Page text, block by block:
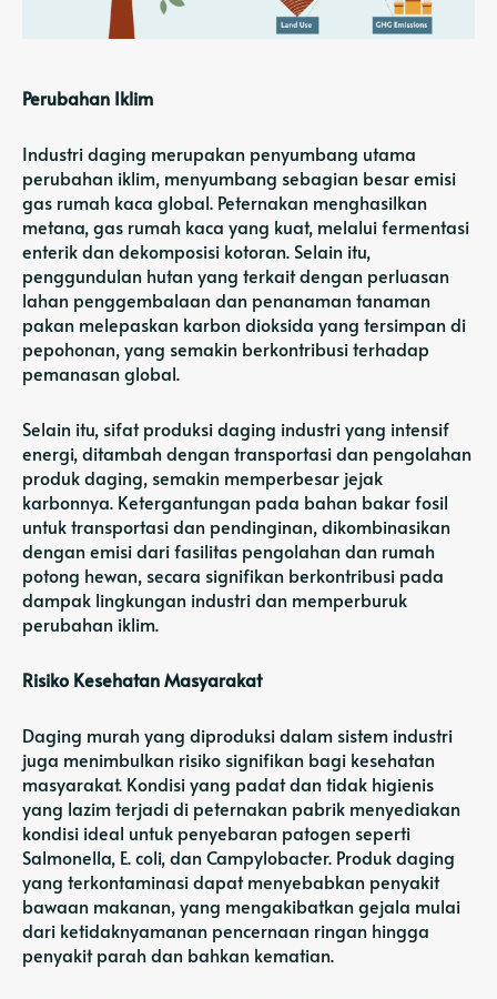
Perubahan Iklim
Industri daging merupakan penyumbang utama
perubahan iklim, menyumbang sebagian besaremisi
gas rumah kaca global. Peternakan menghasilkan
metana, gas rumah kaca yang kuat, melalui fermentasi
enterik dan dekomposisi kotoran. Selain itu,
penggundulan hutan yang terkait dengan perluasan
lahan penggembalaan dan penanaman tanaman
pakan melepaskan karbon dioksida yang tersimpan di
pepohonan, yang semakin berkontribusi terhadap
pemanasan global.
Selain itu, sifat produksi daging industri yang intensif
energi, ditambah dengan transportasi dan pengolahan
produk daging, semakin memperbesar jejak
karbonnya. Ketergantungan pada bahan bakar fosil
untuk transportasi dan pendinginan, dikombinasikan
dengan emisi dari fasilitas pengolahan dan rumah
potong hewan, secara signifikan berkontribusi pada
dampak lingkungan industri dan memperburuk
perubahan iklim.
Risiko Kesehatan Masyarakat
Daging murah yang diproduksi dalam sistem industri
juga menimbulkan risiko signifikan bagi kesehatan
masyarakat. Kondisi yang padat dan tidak higienis
yang lazim terjadi di peternakan pabrik menyediakan
kondisi ideal untuk penyebaran patogen seperti
Salmonella, E. coli, dan Campylobacter. Produk daging
yang terkontaminasi dapat menyebabkan penyakit
bawaan makanan, yang mengakibatkan gejala mulai
dari ketidaknyamanan pencernaan ringan hingga
penyakit parah dan bahkan kematian.